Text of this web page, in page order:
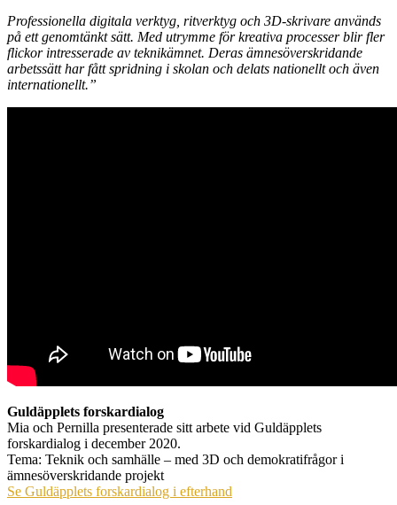
Professionella digitala verktyg, ritverktyg och 3D-skrivare används
på ett genomtänkt sätt. Med utrymme för kreativa processer blir fler
flickor intresserade av teknikämnet. Deras ämnesöverskridande
arbetssätt har fått spridning i skolan och delats nationellt och även
internationellt.”
Guldäpplets forskardialog
Mia och Pernilla presenterade sitt arbete vid Guldäpplets
forskardialog i december 2020.
Tema: Teknik och samhälle – med 3D och demokratifrågor i
ämnesöverskridande projekt
Se Guldäpplets forskardialog i efterhand